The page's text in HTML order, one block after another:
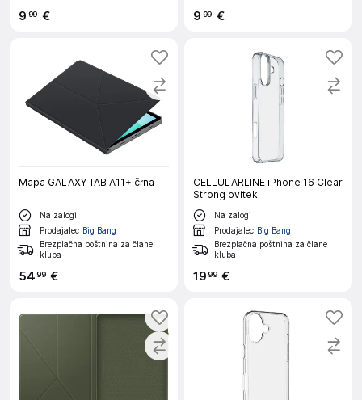
9 99 € 9 99 €
Mapa GALAXY TAB A11+ črna
Na zalogi
Prodajalec Big Bang
Brezplačna poštnina za člane
kluba
5499 €
CELLULARLINE iPhone 16 Clear
Strong ovitek
Na zalogi
Prodajalec Big Bang
Brezplačna poštnina za člane
kluba
1999 €